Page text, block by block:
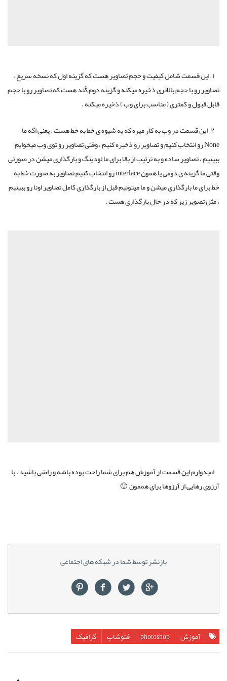
۱ – این قسمت شامل کیفیت و حجم تصاویر هست که گزینه اول که نسخه سریع ،
تصاویر رو با حجم بالاتری ذخیره میکنه و گزینه دوم کُند هست که تصاویر رو با حجم
قابل قبول و کمتری ( مناسب برای وب ) ذخیره میکنه .
۲ – این قسمت در وب به کار میره که یه شیوه ی خط به خط هست . یعنی اگه ما
None رو انتخاب کنیم و تصاویر رو ذخیره کنیم ، وقتی تصاویر رو توی وب میخوایم
ببینیم ، تصاویر ساده و به ترتیب از بالا برای ما لودینگ و بارگذاری میشن در صورتی
وقتی ما گزینه ی دومی یا همون interlace رو انتخاب کنیم تصاویر به صورت خط به
خط برای ما بارگذاری میشن و ما میتونیم قبل از بارگذاری کامل تصاویر اونا رو ببینیم
، مثل تصویر زیر که در حال بارگذاری هست .
امیدوارم این قسمت از آموزش هم برای شما راحت بوده باشه و راضی باشید . با
آرزوی رهایی از آرزوها برای هممون 🙂
بازنشر توسط شما در شبکه های اجتماعی
آموزش photoshop فتوشاپ گرافیک